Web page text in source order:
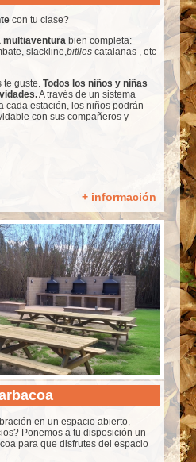
con tu clase?
multiaventura bien completa:
slackline,bitlles catalanas , etc
te guste. Todos los niños y niñas
A través de un sistema
cada estación, los niños podrán
con sus compañeros y
+ información
en un espacio abierto,
Ponemos a tu disposición un
para que disfrutes del espacio